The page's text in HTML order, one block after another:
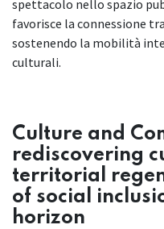
spettacolo nello spazio
favorisce la connessione
sostenendo la mobilità
culturali.
Culture and
rediscovering
territorial
of social
horizon